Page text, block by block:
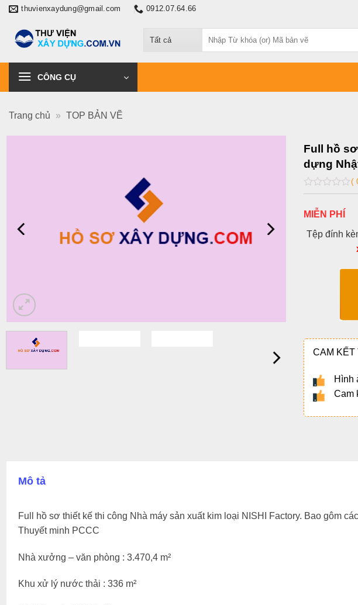
Chuyểnthuvienxaydung@gmail.com 0912.07.64.66
kiếm:
CÔNG CỤ
Trang chủ » TOP BẢN VẼ
Full hồ
dựng
0
of
(
MIỄN PHÍ
Tệp đính
CAM KẾT
Hình
Cam
Mô tả
Full hồ sơ thiết kế thi công Nhà máy sản xuất kim loại NISHI Factory. Bao gôm
Thuyết minh PCCC
Nhà xưởng – văn phòng : 3.470,4 m²
Khu xử lý nước thải : 336 m²